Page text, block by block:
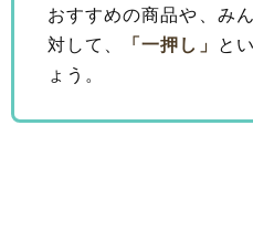
おすすめの商品や、み
対して、
「一押し」
と
ょう。